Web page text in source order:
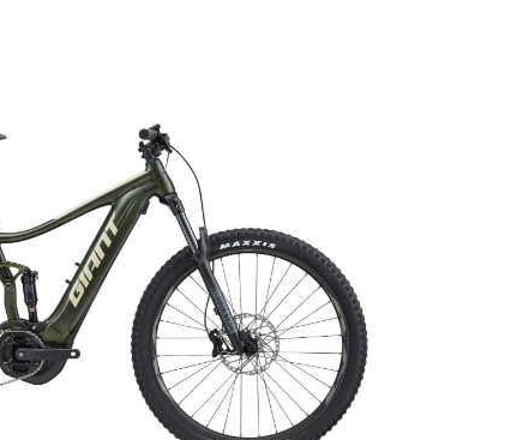
VALIDER VOTRE PANIER